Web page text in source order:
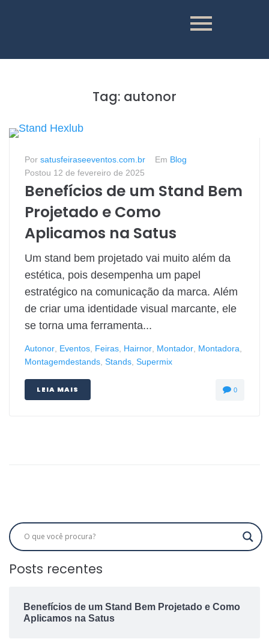
Tag: autonor
Por satusfeiraseeventos.com.br Em Blog
Postou 12 de fevereiro de 2025
Benefícios de um Stand Bem
Projetado e Como
Aplicamos na Satus
Um stand bem projetado vai muito além da
estética, pois desempenha um papel
estratégico na comunicação da marca. Além
de criar uma identidade visual marcante, ele
se torna uma ferramenta...
Autonor Eventos Feiras Hairnor Montador Montadora
Montagemdestands Stands Supermix
LEIA MAIS 0
Posts recentes
Benefícios de um Stand Bem Projetado e Como
Aplicamos na Satus